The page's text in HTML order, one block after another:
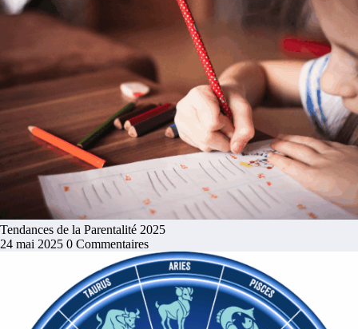
Tendances de la Parentalité 2025
24 mai 2025 0 Commentaires